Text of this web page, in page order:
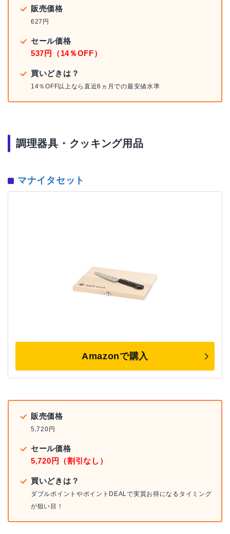
販売価格
627円
セール価格
537円（14％OFF）
買いどきは？
14％OFF以上なら直近6ヵ月での最安値水準
調理器具・クッキング用品
マナイタセット
Amazonで購入
販売価格
5,720円
セール価格
5,720円（割引なし）
買いどきは？
ダブルポイントやポイントDEALで実質お得になるタイミング
が狙い目！